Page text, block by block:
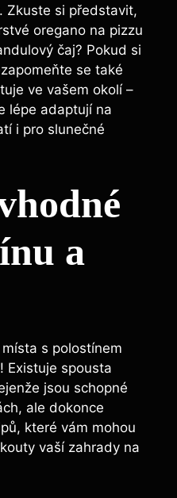
Zkuste si představit,
oregano na pizzu
čaj? Pokud si
se také
ve vašem okolí –
lépe adaptují na
i pro slunečné
a
s polostínem
Existuje spousta
jsou schopné
ale dokonce
které vám mohou
vaší zahrady na